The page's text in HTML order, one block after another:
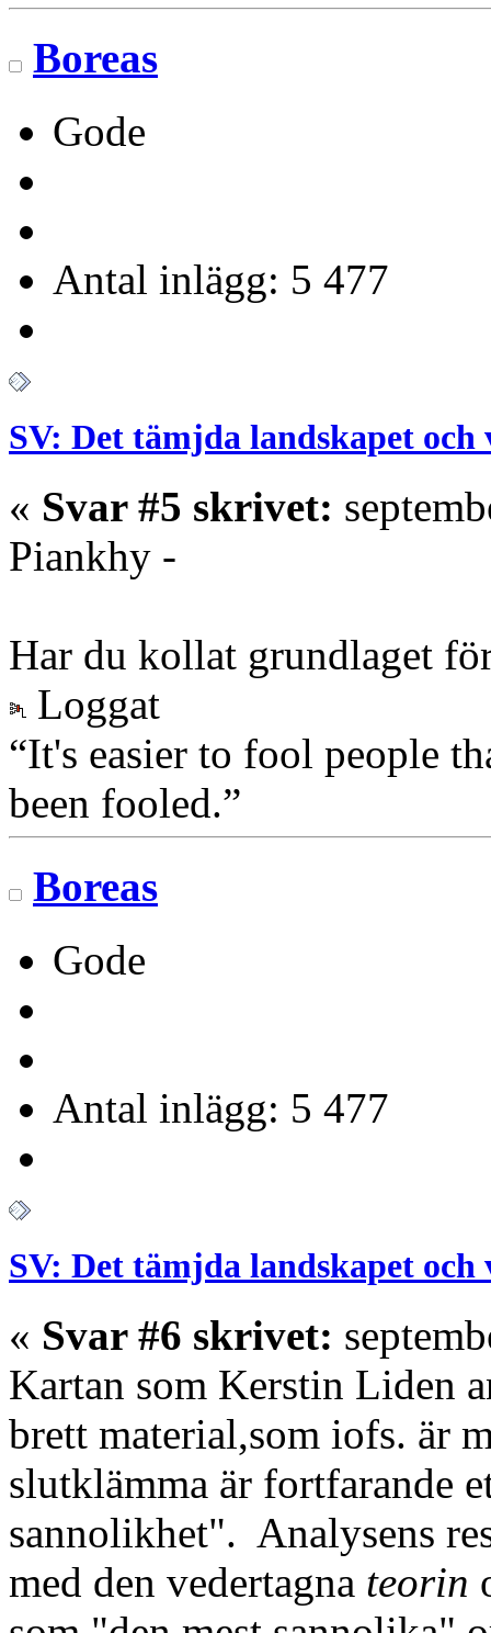
Boreas
Gode
Antal inlägg: 5 477
SV: Det tämjda landskapet
« Svar #5 skrivet:
Piankhy -
Har du kollat grundlaget
Loggat
“It's easier to fool people
been fooled.”
Boreas
Gode
Antal inlägg: 5 477
SV: Det tämjda landskapet
« Svar #6 skrivet:
Kartan som Kerstin Liden
brett material,som iofs. är
slutklämma är fortfarande
sannolikhet". Analysens
med den vedertagna teorin